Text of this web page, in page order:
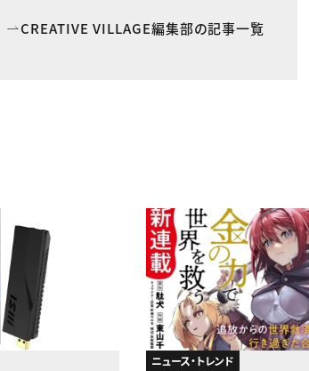
CREATIVE VILLAGE編集部の記事一覧
ニュース・トレンド